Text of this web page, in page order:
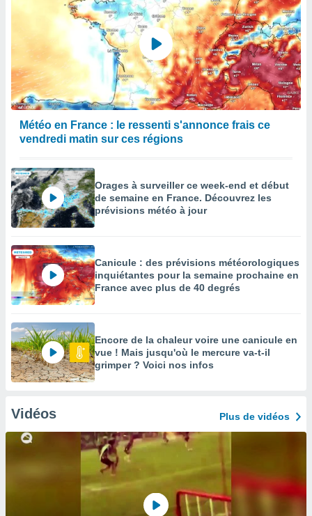
Météo en France : le ressenti s'annonce frais ce
vendredi matin sur ces régions
Orages à surveiller ce week-end et début
de semaine en France. Découvrez les
prévisions météo à jour
Canicule : des prévisions météorologiques
inquiétantes pour la semaine prochaine en
France avec plus de 40 degrés
Encore de la chaleur voire une canicule en
vue ! Mais jusqu'où le mercure va-t-il
grimper ? Voici nos infos
Vidéos Plus de vidéos